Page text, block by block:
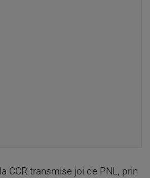
CCR transmise joi de PNL, prin